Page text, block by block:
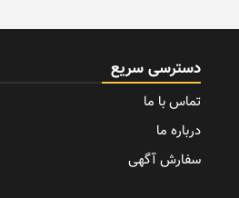
دسترسی سریع
تماس با ما
درباره ما
سفارش آگهی